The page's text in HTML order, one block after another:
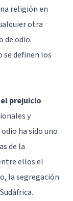
religión en
otra
de odio.
se definen los
prejuicio
y
ha sido uno
de la
ellos el
la segregación